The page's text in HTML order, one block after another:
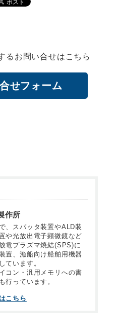
るお問い合せはこちら
せフォーム
作所
、スパッタ装置やALD装
や光放出電子顕微鏡など
電プラズマ焼結(SPS)に
置、漁船向け船舶用機器
ています。
コン・汎用メモリへの書
行っています。
こちら